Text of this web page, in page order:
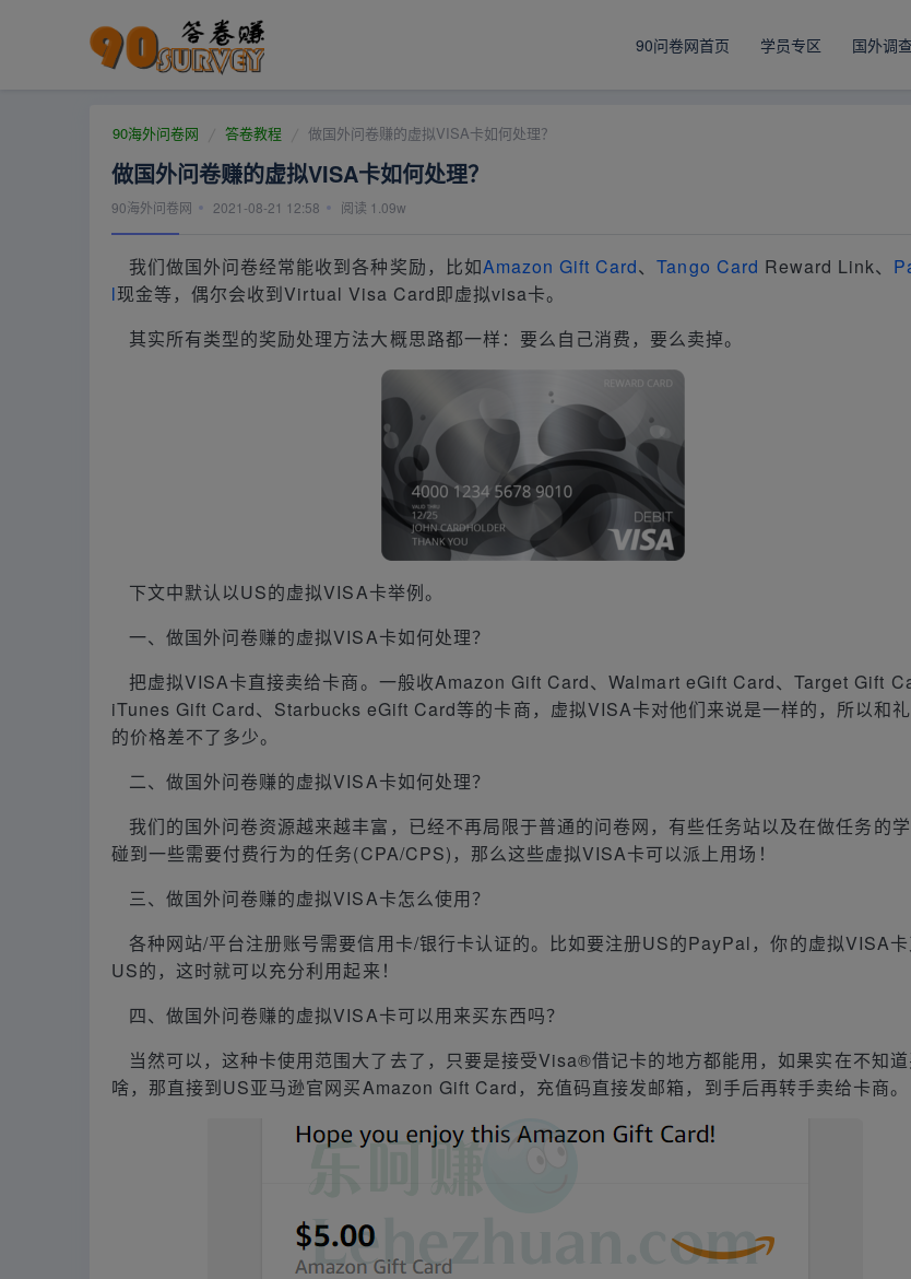
90问卷网首页 学员专区 国外调
90海外问卷网 答卷教程 做国外问卷赚的虚拟VISA卡如何处理？
做国外问卷赚的虚拟VISA卡如何处理？
90海外问卷网 2021-08-21 12:58 阅读 1.09w
我们做国外问卷经常能收到各种奖励，比如Amazon Gift Card、Tango Card Reward Link、
l现金等，偶尔会收到Virtual Visa Card即虚拟visa卡。
其实所有类型的奖励处理方法大概思路都一样：要么自己消费，要么卖掉。
下文中默认以US的虚拟VISA卡举例。
一、做国外问卷赚的虚拟VISA卡如何处理？
把虚拟VISA卡直接卖给卡商。一般收Amazon Gift Card、Walmart eGift Card、Target Gift
iTunes Gift Card、Starbucks eGift Card等的卡商，虚拟VISA卡对他们来说是一样的，所以和
的价格差不了多少。
二、做国外问卷赚的虚拟VISA卡如何处理？
我们的国外问卷资源越来越丰富，已经不再局限于普通的问卷网，有些任务站以及在做任务的学
碰到一些需要付费行为的任务(CPA/CPS)，那么这些虚拟VISA卡可以派上用场！
三、做国外问卷赚的虚拟VISA卡怎么使用？
各种网站/平台注册账号需要信用卡/银行卡认证的。比如要注册US的PayPal，你的虚拟VISA
US的，这时就可以充分利用起来！
四、做国外问卷赚的虚拟VISA卡可以用来买东西吗？
当然可以，这种卡使用范围大了去了，只要是接受Visa®借记卡的地方都能用，如果实在不知道
啥，那直接到US亚马逊官网买Amazon Gift Card，充值码直接发邮箱，到手后再转手卖给卡商。